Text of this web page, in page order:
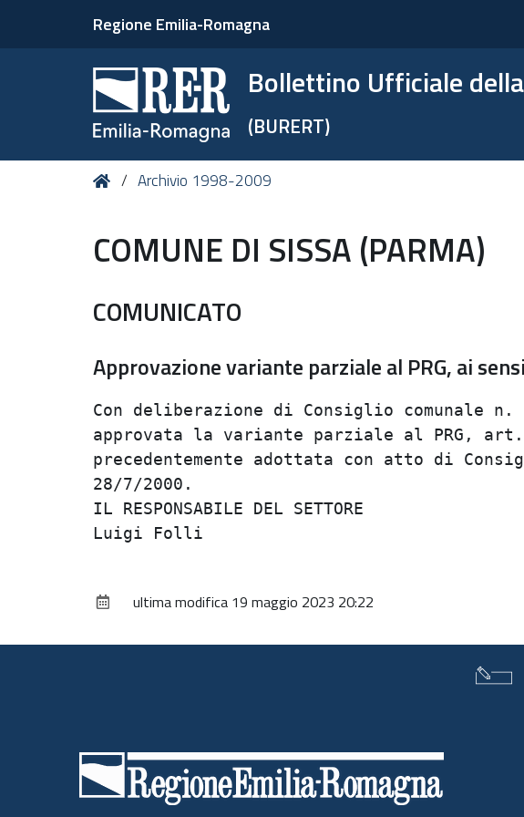
Regione Emilia-Romagna
Bollettino Ufficiale
(BURERT)
Tu HomeArchivio 1998-2009
COMUNE DI SISSA (PARMA)
COMUNICATO
Approvazione variante parziale al PRG, ai
Con deliberazione di Consiglio
approvata la variante parziale
precedentemente adottata con atto
28/7/
IL
ultima modifica 19 maggio 2023 20:22